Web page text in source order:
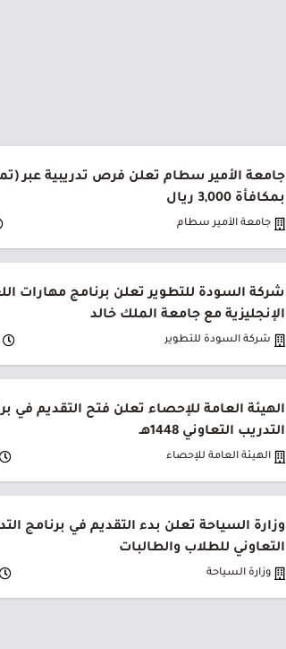
جامعة الأمير سطام تعلن فرص تدريبية عبر
بمكافأة 3,000 ريال
جامعة الأمير سطام
شركة السودة للتطوير تعلن برنامج مهارات
الإنجليزية مع جامعة الملك خالد
شركة السودة للتطوير
الهيئة العامة للإحصاء تعلن فتح التقديم في
التدريب التعاوني 1448هـ
الهيئة العامة للإحصاء
وزارة السياحة تعلن بدء التقديم في برنامج
التعاوني للطلاب والطالبات
وزارة السياحة